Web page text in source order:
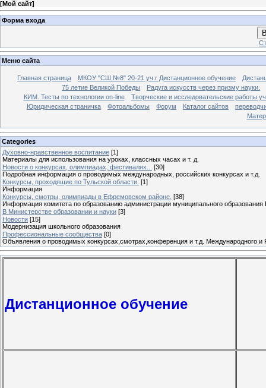
[Мой сайт]
Форма входа
Меню сайта
Главная страница МКОУ "СШ №8" 20-21 уч.г Дистанционное обучение
75 летие Великой Победы
Радуга искусств через призму науки.
КИМ. Тесты по технологии on-line
Творческие и исследовательские работы
Юридическая страничка
Фотоальбомы Форум Каталог сайтов
Categories
Духовно-нравственное воспитание [1]
Материалы для использования на уроках, классных часах и т. д.
Новости о конкурсах, олимпиадах, фестивалях...
[30]
Подробная информация о проводимых международных, российских конкурсах и т.д.
Конкурсы, проходящие по Тульской области. [1]
Информация
Конкурсы, смотры, олимпиады в Ефремовском районе. [38]
Информация комитета по образованию администрации муниципального
В Министерстве образовании и науки [3]
Новости [15]
Модернизация школьного образования
Профессиональные сообщества [0]
Объявления о проводимых конкурсах,смотрах,конференция и т.д. Международного и
Дистанционное обучение